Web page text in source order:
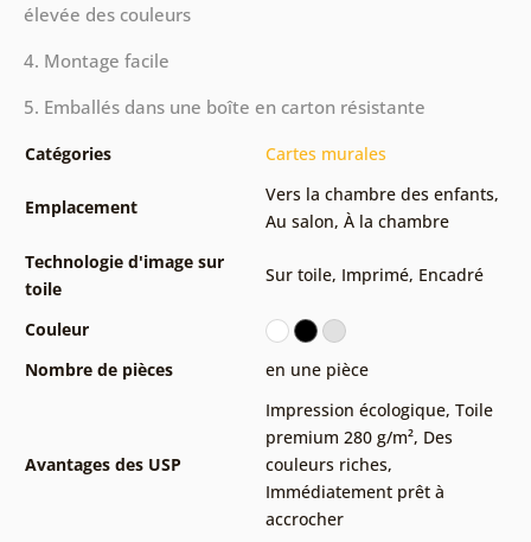
élevée des couleurs
4. Montage facile
5. Emballés dans une boîte en carton résistante
Catégories Cartes murales
Emplacement
Vers la chambre des enfants,
Au salon, À la chambre
Technologie d'image sur
toile
Sur toile, Imprimé, Encadré
Couleur
Nombre de pièces
en une pièce
Avantages des USP
Impression écologique, Toile
premium 280 g/m², Des
couleurs riches,
Immédiatement prêt à
accrocher